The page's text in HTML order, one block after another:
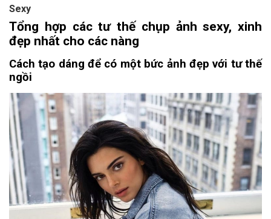
Sexy
Tổng hợp các tư thế chụp ảnh sexy, xinh
đẹp nhất cho các nàng
Cách tạo dáng để có một bức ảnh đẹp với tư thế
ngồi